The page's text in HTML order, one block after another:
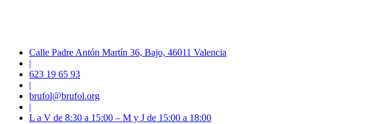
Calle Padre Antón Martín 36, Bajo, 46011 Valencia
|
623 19 65 93
|
brufol@brufol.org
|
L a V de 8:30 a 15:00 – M y J de 15:00 a 18:00